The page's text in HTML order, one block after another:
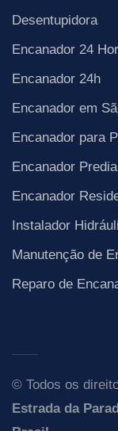
Desentupidora
Encanador 24
Encanador 24h
Encanador em
Encanador para
Encanador Predial
Encanador
Instalador
Manutenção de
Reparo de
© Todos os
Estrada da